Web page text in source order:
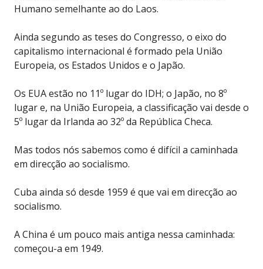
Humano semelhante ao do Laos.
Ainda segundo as teses do Congresso, o eixo do
capitalismo internacional é formado pela União
Europeia, os Estados Unidos e o Japão.
Os EUA estão no 11º lugar do IDH; o Japão, no 8º
lugar e, na União Europeia, a classificação vai desde o
5º lugar da Irlanda ao 32º da República Checa.
Mas todos nós sabemos como é difícil a caminhada
em direcção ao socialismo.
Cuba ainda só desde 1959 é que vai em direcção ao
socialismo.
A China é um pouco mais antiga nessa caminhada:
começou-a em 1949.